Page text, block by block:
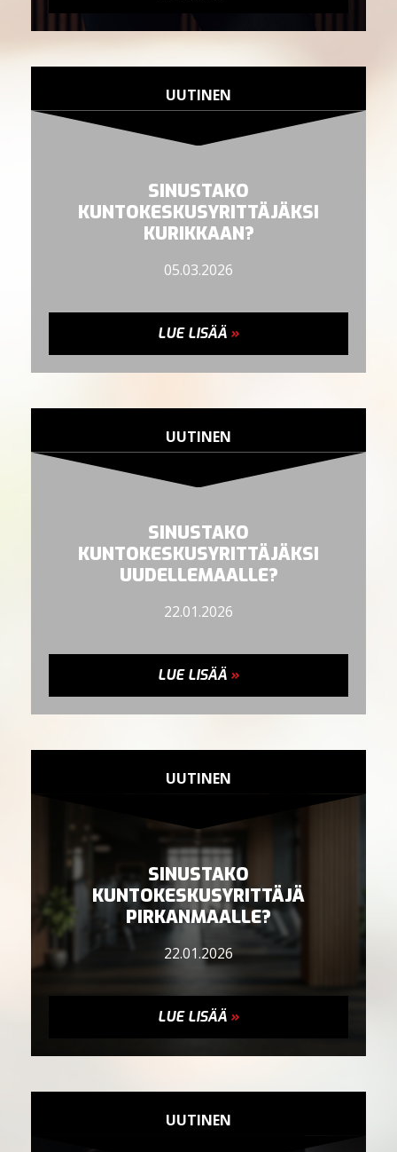
UUTINEN
SINUSTAKO
KUNTOKESKUSYRITTÄJÄKSI
KURIKKAAN?
05.03.2026
LUE LISÄÄ »
UUTINEN
SINUSTAKO
KUNTOKESKUSYRITTÄJÄKSI
UUDELLEMAALLE?
22.01.2026
LUE LISÄÄ »
UUTINEN
SINUSTAKO
KUNTOKESKUSYRITTÄJÄ
PIRKANMAALLE?
22.01.2026
LUE LISÄÄ »
UUTINEN